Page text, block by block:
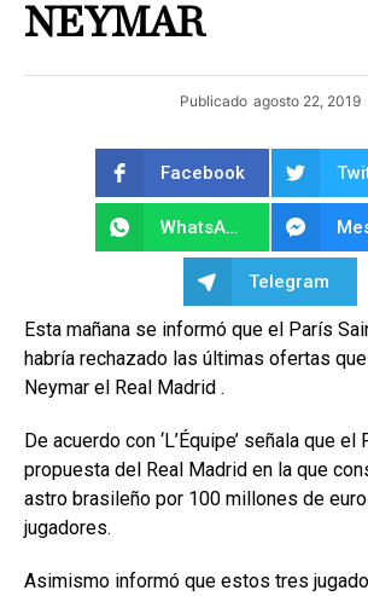
NEYMAR
Publicado agosto 22, 2019
Facebook
WhatsApp
Telegram
Esta mañana se informó que el París
habría rechazado las últimas ofertas
Neymar el Real Madrid .
De acuerdo con ‘L’Équipe’ señala que el
propuesta del Real Madrid en la que
astro brasileño por 100 millones de
jugadores.
Asimismo informó que estos tres